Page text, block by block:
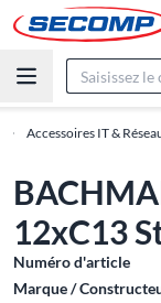
Accessoires IT &
12xC13
Numéro d'article
Marque /